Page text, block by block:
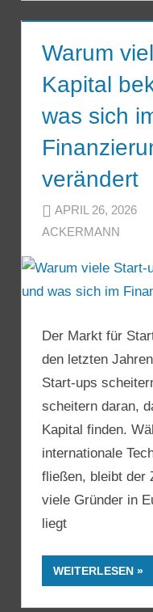
Warum
Kapital
was sich
verändert
APRIL 26, 2026
ACKERMANN
Der Markt für
den letzten
Start-ups
scheitern daran,
Kapital finden.
internationale
fließen, bleibt der
viele Gründer in
liegt
WEITERLESEN